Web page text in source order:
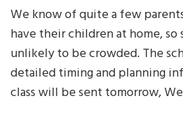
We know of quite a few
have their children at home, so
unlikely to be crowded. The
detailed timing and planning
class will be sent tomorrow,